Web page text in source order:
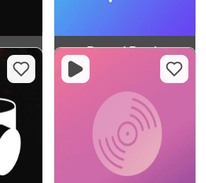
Record Remix